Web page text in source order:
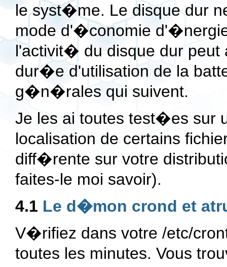
le syst�me. Le disque dur
mode d'�conomie
l'activit� du disque dur
dur�e d'utilisation de la
g�n�rales qui suivent.
Je les ai toutes test�es sur
localisation de certains
diff�rente sur votre
faites-le moi savoir).
4.1 Le d�mon crond et
V�rifiez dans votre /etc/
toutes les minutes. Vous